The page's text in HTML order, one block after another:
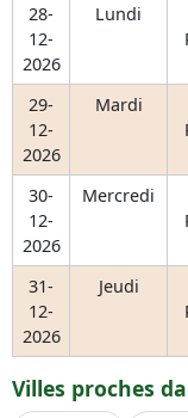
28-
12-
2026
Lundi
29-
12-
2026
Mardi
30-
12-
2026
Mercredi
31-
12-
2026
Jeudi
Villes proches